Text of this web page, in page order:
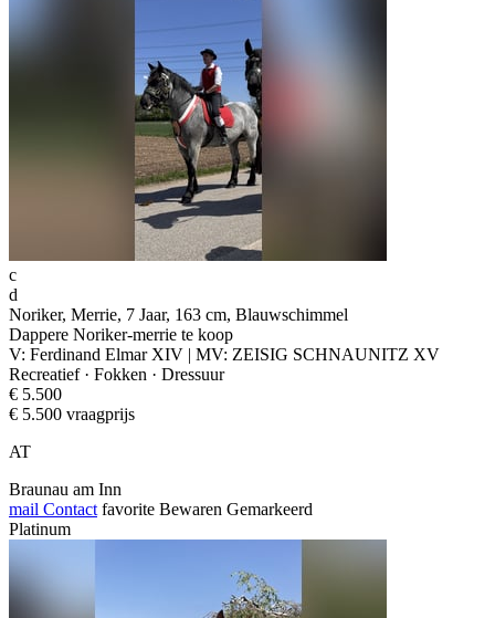
c
d
Noriker, Merrie, 7 Jaar, 163 cm, Blauwschimmel
Dappere Noriker-merrie te koop
V: Ferdinand Elmar XIV | MV: ZEISIG SCHNAUNITZ XV
Recreatief · Fokken · Dressuur
€ 5.500
€ 5.500 vraagprijs
AT
Braunau am Inn
mail Contact favorite Bewaren Gemarkeerd
Platinum